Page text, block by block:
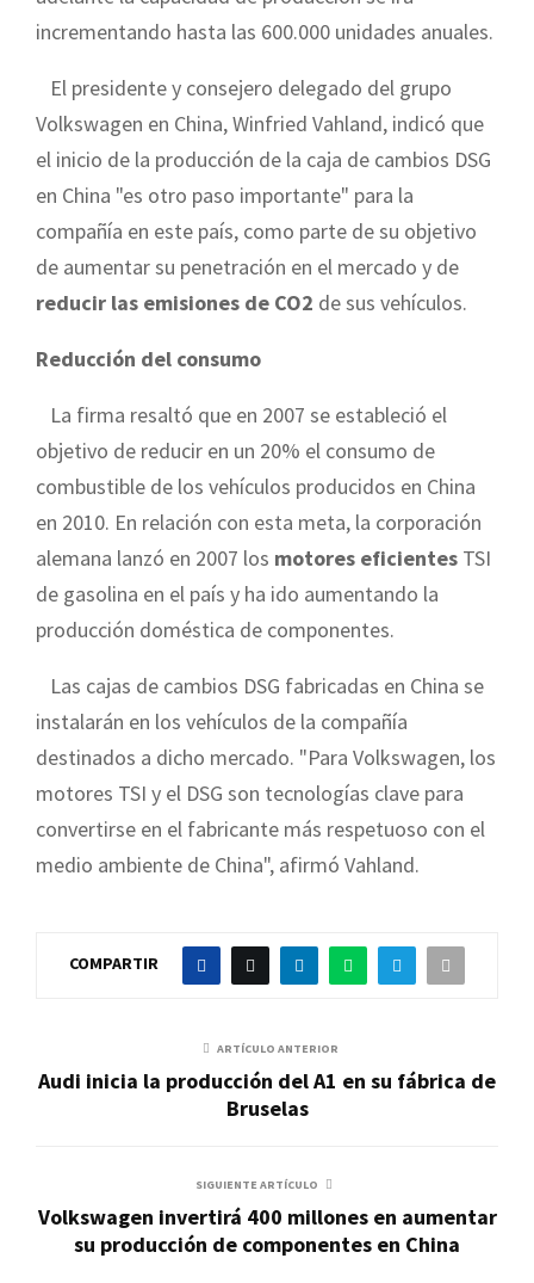
incrementando hasta las 600.000 unidades anuales.
El presidente y consejero delegado del grupo
Volkswagen en China, Winfried Vahland, indicó que
el inicio de la producción de la caja de cambios DSG
en China "es otro paso importante" para la
compañía en este país, como parte de su objetivo
de aumentar su penetración en el mercado y de
reducir las emisiones de CO2 de sus vehículos.
Reducción del consumo
La firma resaltó que en 2007 se estableció el
objetivo de reducir en un 20% el consumo de
combustible de los vehículos producidos en China
en 2010. En relación con esta meta, la corporación
alemana lanzó en 2007 los motores eficientes TSI
de gasolina en el país y ha ido aumentando la
producción doméstica de componentes.
Las cajas de cambios DSG fabricadas en China se
instalarán en los vehículos de la compañía
destinados a dicho mercado. "Para Volkswagen, los
motores TSI y el DSG son tecnologías clave para
convertirse en el fabricante más respetuoso con el
medio ambiente de China", afirmó Vahland.
COMPARTIR
ARTÍCULO ANTERIOR
Audi inicia la producción del A1 en su fábrica de
Bruselas
SIGUIENTE ARTÍCULO
Volkswagen invertirá 400 millones en aumentar
su producción de componentes en China